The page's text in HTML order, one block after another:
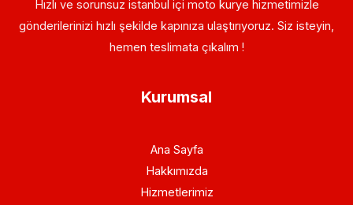
Hızlı ve sorunsuz istanbul içi moto kurye hizmetimizle
gönderilerinizi hızlı şekilde kapınıza ulaştırıyoruz. Siz isteyin,
hemen teslimata çıkalım !
Kurumsal
Ana Sayfa
Hakkımızda
Hizmetlerimiz